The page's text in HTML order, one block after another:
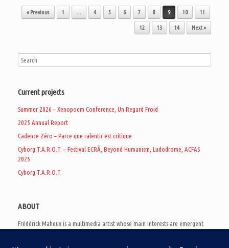
Post navigation
« Previous 1 … 4 5 6 7 8 9 10 11
12 13 14 Next »
Current projects
Summer 2026 – Xenopoem Conference, Un Regard Froid
2025 Annual Report
Cadence Zéro – Parce que ralentir est critique
Cyborg T.A.R.O.T. – Festival ECRÃ, Beyond Humanism, Ludodrome, ACFAS
2025
Cyborg T.A.R.O.T.
ABOUT
Frédérick Maheux is a multimedia artist whose main interests are emergent